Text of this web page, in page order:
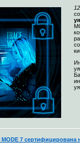
MODE 7